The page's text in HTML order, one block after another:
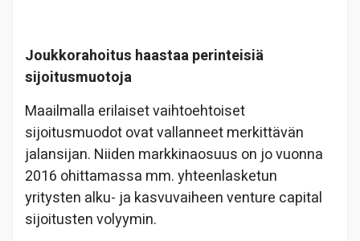
Joukkorahoitus haastaa perinteisiä
sijoitusmuotoja
Maailmalla erilaiset vaihtoehtoiset
sijoitusmuodot ovat vallanneet merkittävän
jalansijan. Niiden markkinaosuus on jo vuonna
2016 ohittamassa mm. yhteenlasketun
yritysten alku- ja kasvuvaiheen venture capital
sijoitusten volyymin.